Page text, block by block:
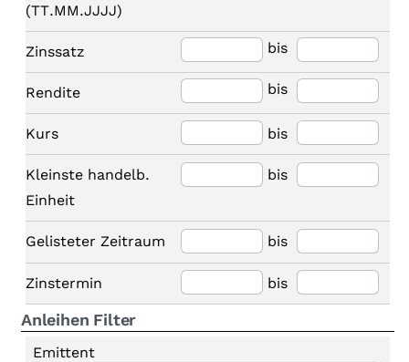
(TT.MM.JJJJ)
Zinssatz bis
Rendite bis
Kurs bis
Kleinste handelb.
Einheit
bis
Gelisteter Zeitraum bis
Zinstermin bis
Anleihen Filter
Emittent